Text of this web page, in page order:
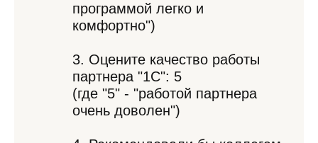
программой легко и
комфортно")
3. Оцените качество работы
партнера "1С": 5
(где "5" - "работой партнера
очень доволен")